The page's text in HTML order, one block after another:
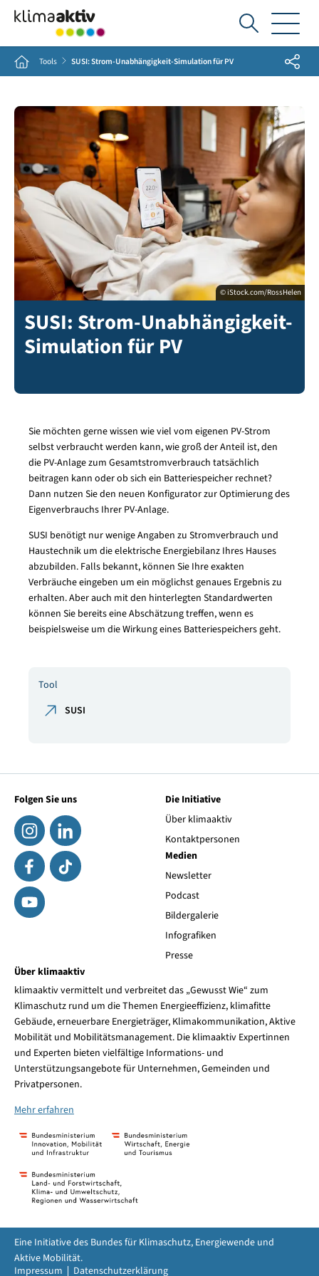
Ich
suche...
Home Tools SUSI: Strom-Unabhängigkeit-Simulation für PV Share
© iStock.com/RossHelen
SUSI: Strom-Unabhängigkeit-
Simulation für PV
Sie möchten gerne wissen wie viel vom eigenen PV-Strom
selbst verbraucht werden kann, wie groß der Anteil ist, den
die PV-Anlage zum Gesamtstromverbrauch tatsächlich
beitragen kann oder ob sich ein Batteriespeicher rechnet?
Dann nutzen Sie den neuen Konfigurator zur Optimierung des
Eigenverbrauchs Ihrer PV-Anlage.
SUSI benötigt nur wenige Angaben zu Stromverbrauch und
Haustechnik um die elektrische Energiebilanz Ihres Hauses
abzubilden. Falls bekannt, können Sie Ihre exakten
Verbräuche eingeben um ein möglichst genaues Ergebnis zu
erhalten. Aber auch mit den hinterlegten Standardwerten
können Sie bereits eine Abschätzung treffen, wenn es
beispielsweise um die Wirkung eines Batteriespeichers geht.
Tool
SUSI
Folgen Sie uns
Die Initiative
Über klimaaktiv
Kontaktpersonen
Medien
Newsletter
Podcast
Bildergalerie
Infografiken
Presse
Über klimaaktiv
klimaaktiv vermittelt und verbreitet das „Gewusst Wie“ zum
Klimaschutz rund um die Themen Energieeffizienz, klimafitte
Gebäude, erneuerbare Energieträger, Klimakommunikation, Aktive
Mobilität und Mobilitätsmanagement. Die klimaaktiv Expertinnen
und Experten bieten vielfältige Informations- und
Unterstützungsangebote für Unternehmen, Gemeinden und
Privatpersonen.
Mehr erfahren
Impressum Datenschutzerklärung
Eine Initiative des Bundes für Klimaschutz, Energiewende und
Aktive Mobilität.